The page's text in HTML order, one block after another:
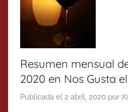
Resumen mensual
2020 en Nos Gusta
Publicada el 2 abril, 2020 por